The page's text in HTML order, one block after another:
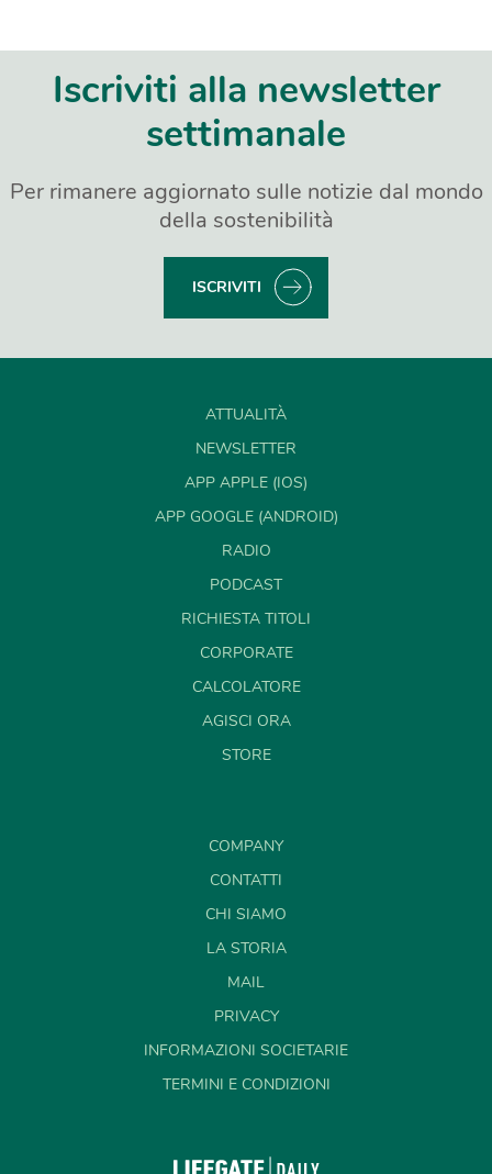
Iscriviti alla newsletter
settimanale
Per rimanere aggiornato sulle notizie dal mondo
della sostenibilità
ISCRIVITI
ATTUALITÀ
NEWSLETTER
APP APPLE (IOS)
APP GOOGLE (ANDROID)
RADIO
PODCAST
RICHIESTA TITOLI
CORPORATE
CALCOLATORE
AGISCI ORA
STORE
COMPANY
CONTATTI
CHI SIAMO
LA STORIA
MAIL
PRIVACY
INFORMAZIONI SOCIETARIE
TERMINI E CONDIZIONI